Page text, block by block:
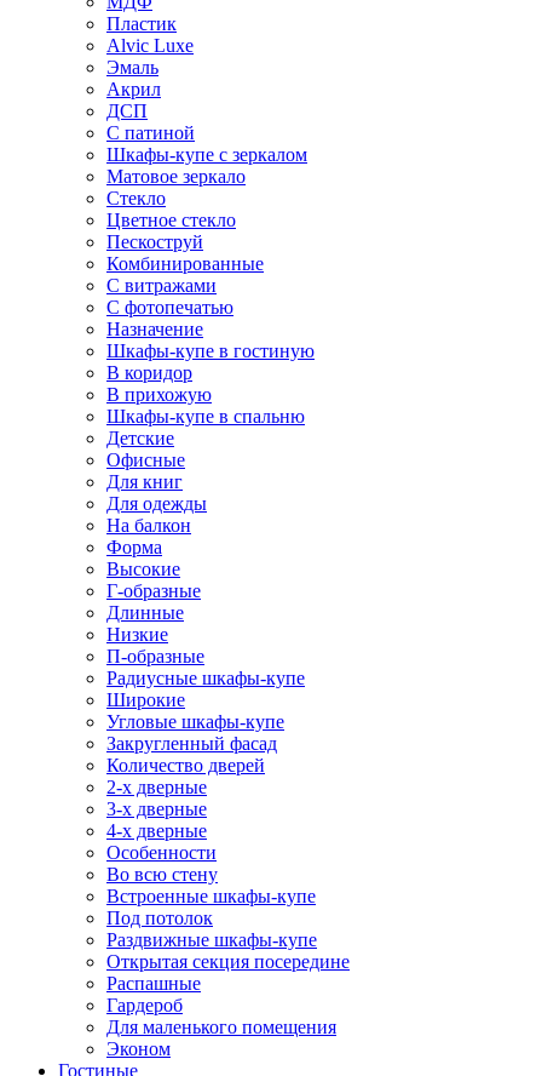
Пластик
Alvic Luxe
Эмаль
Акрил
ДСП
С патиной
Шкафы-купе с зеркалом
Матовое зеркало
Стекло
Цветное стекло
Пескоструй
Комбинированные
С витражами
С фотопечатью
Назначение
Шкафы-купе в гостиную
В коридор
В прихожую
Шкафы-купе в спальню
Детские
Офисные
Для книг
Для одежды
На балкон
Форма
Высокие
Г-образные
Длинные
Низкие
П-образные
Радиусные шкафы-купе
Широкие
Угловые шкафы-купе
Закругленный фасад
Количество дверей
2-х дверные
3-х дверные
4-х дверные
Особенности
Во всю стену
Встроенные шкафы-купе
Под потолок
Раздвижные шкафы-купе
Открытая секция посередине
Распашные
Гардероб
Для маленького помещения
Эконом
Гостиные